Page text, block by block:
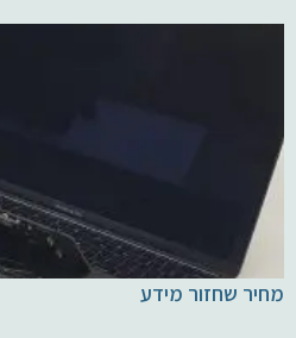
מחיר שחזור מידע